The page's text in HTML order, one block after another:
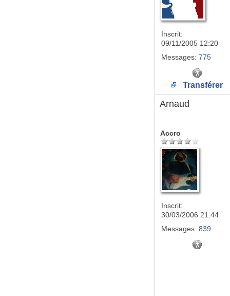
Inscrit:
09/11/2005 12:20
Messages: 775
Transférer
Arnaud
Accro
Inscrit:
30/03/2006 21:44
Messages: 839